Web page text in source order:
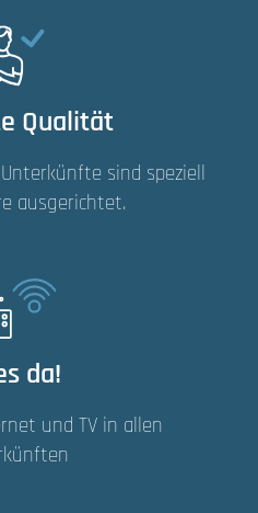
Qualität
sind speziell
ausgerichtet.
da!
und TV in allen